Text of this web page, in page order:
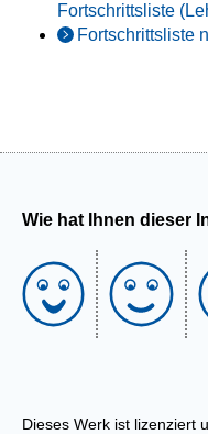
Fortschrittsliste
Fortschrittsliste
Wie hat Ihnen dieser
Dieses Werk ist lizenziert